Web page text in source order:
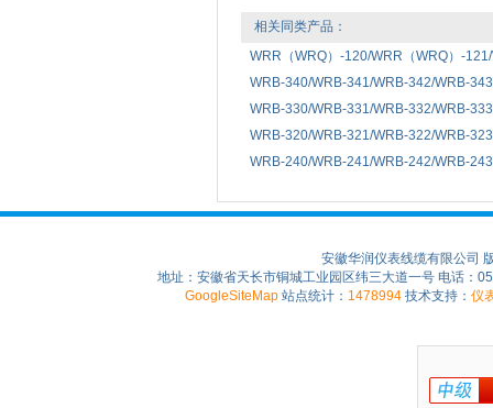
相关同类产品：
WRR（WRQ）-120/WRR（WRQ）-
WRB-340/WRB-341/WRB-342/WRB-
WRB-330/WRB-331/WRB-332/WRB-
WRB-320/WRB-321/WRB-322/WRB-
WRB-240/WRB-241/WRB-242/WRB-
安徽华润仪表线缆有限公司
地址：安徽省天长市铜城工业园区纬三大道一号 电话：
GoogleSiteMap 站点统计： 1478994 技术支持： 仪